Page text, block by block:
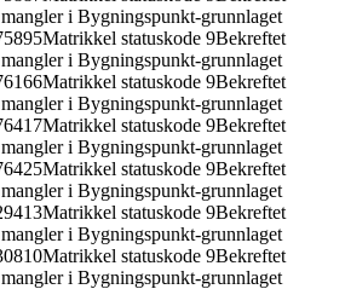
i Bygningspunkt-grunnlaget
Matrikkel statuskode 9Bekreftet
i Bygningspunkt-grunnlaget
Matrikkel statuskode 9Bekreftet
i Bygningspunkt-grunnlaget
Matrikkel statuskode 9Bekreftet
i Bygningspunkt-grunnlaget
Matrikkel statuskode 9Bekreftet
i Bygningspunkt-grunnlaget
Matrikkel statuskode 9Bekreftet
i Bygningspunkt-grunnlaget
Matrikkel statuskode 9Bekreftet
i Bygningspunkt-grunnlaget